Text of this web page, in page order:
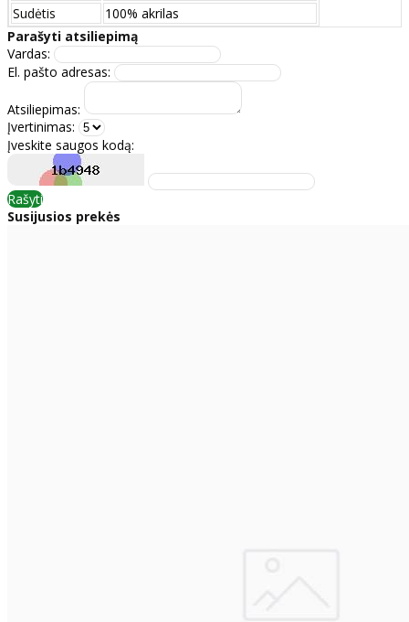
Sudėtis
100% akrilas
Parašyti atsiliepimą
Vardas:
El. pašto adresas:
Atsiliepimas:
Įvertinimas:
Įveskite saugos kodą:
Rašyti
Susijusios prekės